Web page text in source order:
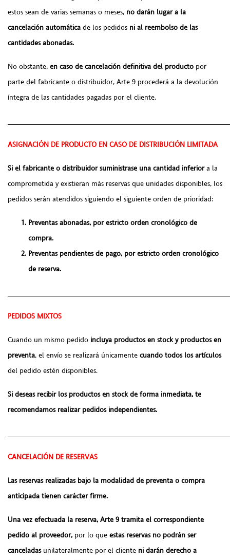
estos sean de varias semanas o meses, no darán lugar a la
cancelación automática de los pedidos ni al reembolso de las
cantidades abonadas.
No obstante, en caso de cancelación definitiva del producto por
parte del fabricante o distribuidor, Arte 9 procederá a la devolución
íntegra de las cantidades pagadas por el cliente.
ASIGNACIÓN DE PRODUCTO EN CASO DE DISTRIBUCIÓN LIMITADA
Si el fabricante o distribuidor suministrase una cantidad inferiora la
comprometida y existieran más reservas que unidades disponibles, los
pedidos serán atendidos siguiendo el siguiente orden de prioridad:
Preventas abonadas, por estricto orden cronológico de
compra.
Preventas pendientes de pago, por estricto orden cronológico
de reserva.
PEDIDOS MIXTOS
Cuando un mismo pedido incluya productos en stock y productos en
preventa, el envío se realizará únicamente cuando todos los artículos
del pedido estén disponibles.
Si deseas recibir los productos en stock de forma inmediata, te
recomendamos realizar pedidos independientes.
CANCELACIÓN DE RESERVAS
Las reservas realizadas bajo la modalidad de preventa o compra
anticipada tienen carácter firme.
Una vez efectuada la reserva, Arte 9 tramita el correspondiente
pedido al proveedor, por lo que estas reservas no podrán ser
canceladasunilateralmente por el cliente ni darán derecho a